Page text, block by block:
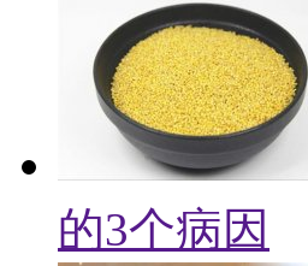
的3个病因